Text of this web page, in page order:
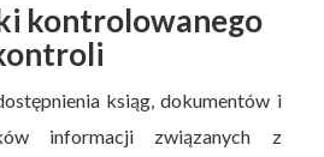
kontrolowanego
ksiąg, dokumentów i
informacji związanych z